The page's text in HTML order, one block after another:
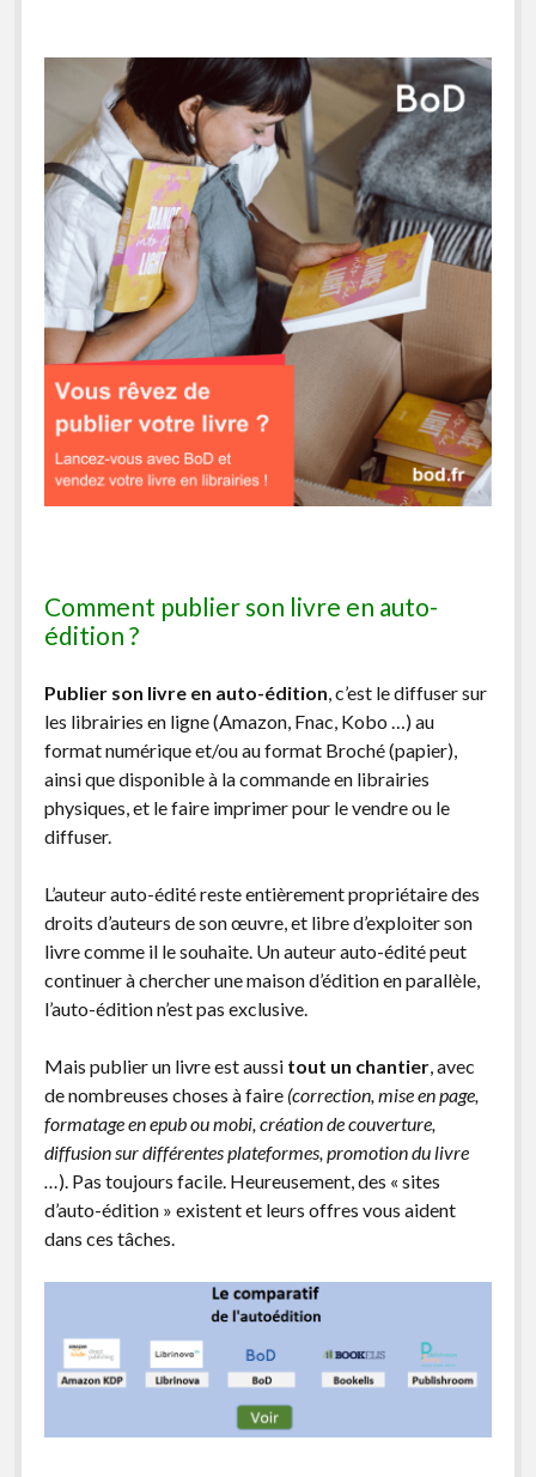
Comment publier son livre en auto-
édition ?
Publier son livre en auto-édition, c’est le diffuser sur
les librairies en ligne (Amazon, Fnac, Kobo …) au
format numérique et/ou au format Broché (papier),
ainsi que disponible à la commande en librairies
physiques, et le faire imprimer pour le vendre ou le
diffuser.
L’auteur auto-édité reste entièrement propriétaire des
droits d’auteurs de son œuvre, et libre d’exploiter son
livre comme il le souhaite. Un auteur auto-édité peut
continuer à chercher une maison d’édition en parallèle,
l’auto-édition n’est pas exclusive.
Mais publier un livre est aussi tout un chantier, avec
de nombreuses choses à faire (correction, mise en page,
formatage en epub ou mobi, création de couverture,
diffusion sur différentes plateformes, promotion du livre
…). Pas toujours facile. Heureusement, des « sites
d’auto-édition » existent et leurs offres vous aident
dans ces tâches.